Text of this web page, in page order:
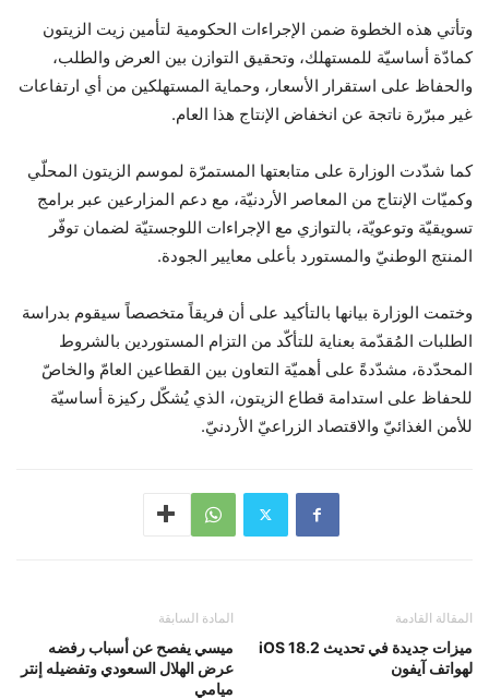
وتأتي هذه الخطوة ضمن الإجراءات الحكومية لتأمين زيت الزيتون
كمادّة أساسيّة للمستهلك، وتحقيق التوازن بين العرض والطلب،
والحفاظ على استقرار الأسعار، وحماية المستهلكين من أي ارتفاعات
غير مبرّرة ناتجة عن انخفاض الإنتاج هذا العام.
كما شدّدت الوزارة على متابعتها المستمرّة لموسم الزيتون المحلّي
وكميّات الإنتاج من المعاصر الأردنيّة، مع دعم المزارعين عبر برامج
تسويقيّة وتوعويّة، بالتوازي مع الإجراءات اللوجستيّة لضمان توفّر
المنتج الوطنيّ والمستورد بأعلى معايير الجودة.
وختمت الوزارة بيانها بالتأكيد على أن فريقاً متخصصاً سيقوم بدراسة
الطلبات المُقدّمة بعناية للتأكّد من التزام المستوردين بالشروط
المحدّدة، مشدّدةً على أهميّة التعاون بين القطاعين العامّ والخاصّ
للحفاظ على استدامة قطاع الزيتون، الذي يُشكّل ركيزة أساسيّة
للأمن الغذائيّ والاقتصاد الزراعيّ الأردنيّ.
المادة السابقة
ميسي يفصح عن أسباب رفضه
عرض الهلال السعودي وتفضيله إنتر
ميامي
المقالة القادمة
ميزات جديدة في تحديث iOS 18.2
لهواتف آيفون